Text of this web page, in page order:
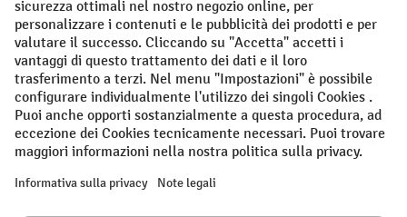
Impostazioni sulla privacy
All prices excl. VAT plusshipping costsand possible delivery charges,
if not stated otherwise.
¹ Lo sconto è valido fino a esaurimento scorte. Lo sconto non si applica
ai prezzi speciali. Non è possibile la combinazione con altri sconti o
buoni in percentuale. | ² Lo sconto viene concesso una sola volta al
per 10 giorni e può essere riscosso online a partire da un valore netto